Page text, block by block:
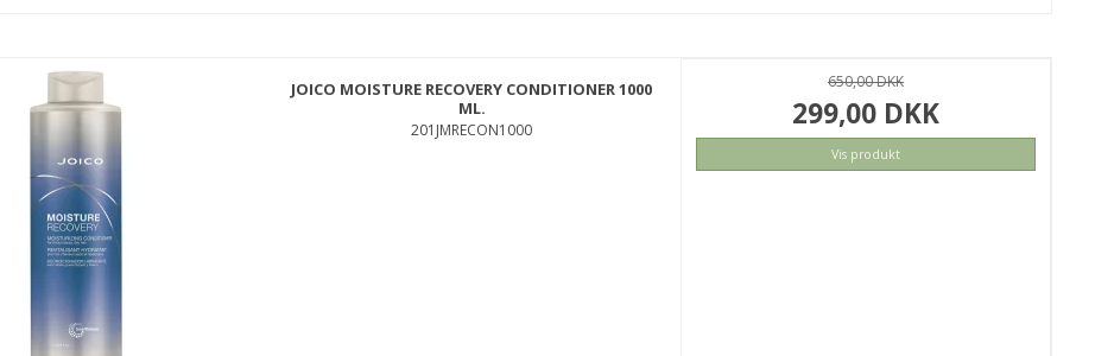
JOICO MOISTURE RECOVERY CONDITIONER 1000
ML.
201JMRECON1000
650,00 DKK
299,00 DKK
Vis produkt